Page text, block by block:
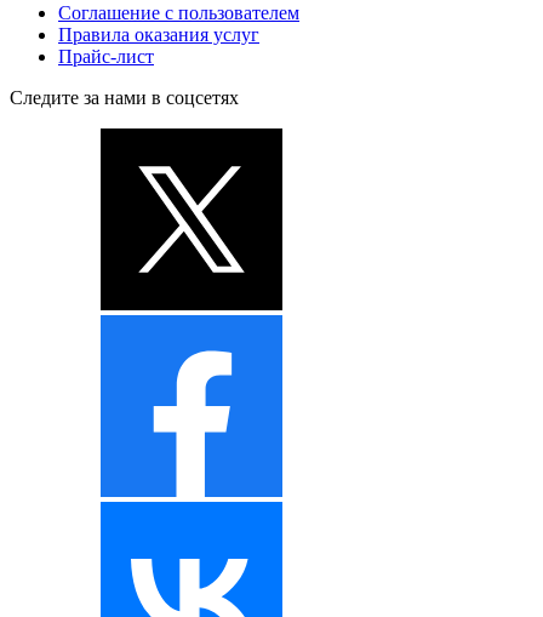
Соглашение с пользователем
Правила оказания услуг
Прайс-лист
Следите за нами в соцсетях